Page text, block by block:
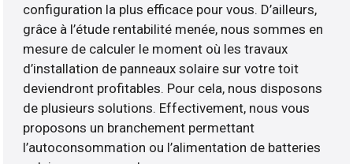
configuration la plus efficace pour vous. D’ailleurs,
grâce à l’étude rentabilité menée, nous sommes en
mesure de calculer le moment où les travaux
d’installation de panneaux solaire sur votre toit
deviendront profitables. Pour cela, nous disposons
de plusieurs solutions. Effectivement, nous vous
proposons un branchement permettant
l’autoconsommation ou l’alimentation de batteries